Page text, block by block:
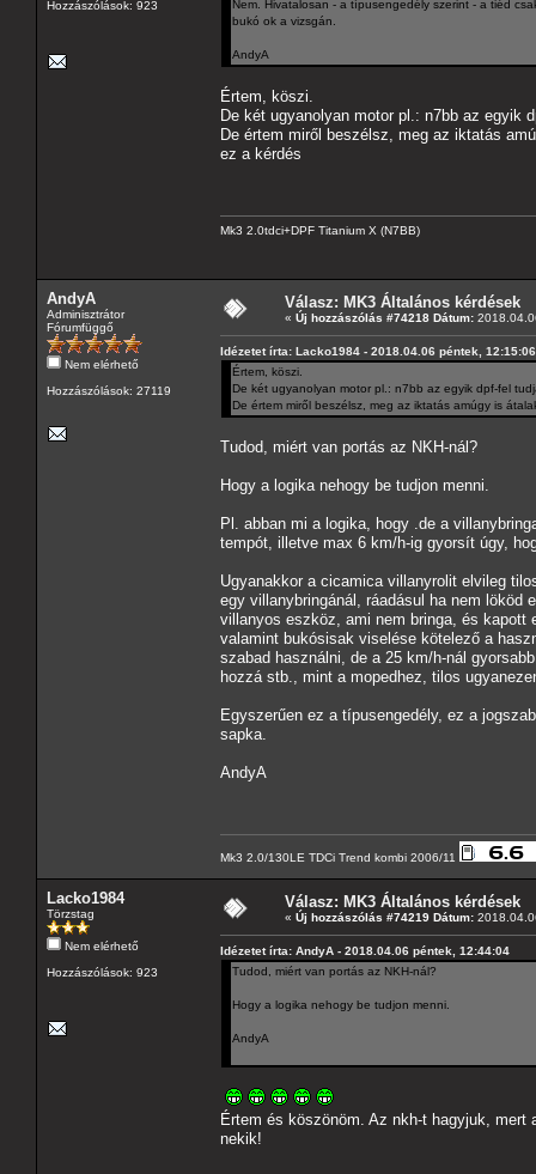
Hozzászólások: 923
Nem. Hivatalosan - a típusengedély szerint - a tiéd
bukó ok a vizsgán.
AndyA
Értem, köszi.
De két ugyanolyan motor pl.: n7bb az egyik
De értem miről beszélsz, meg az iktatás
ez a kérdés
Mk3 2.0tdci+DPF Titanium X (N7BB)
AndyA
Adminisztrátor
Fórumfüggő
Nem elérhető
Hozzászólások: 27119
Válasz: MK3 Általános kérdések
« Új hozzászólás #74218 Dátum:
Idézetet írta: Lacko1984 - 2018.04.06 péntek, 12:15:06
Értem, köszi.
De két ugyanolyan motor pl.: n7bb az egyik dpf-fel
De értem miről beszélsz, meg az iktatás amúgy is
Tudod, miért van portás az NKH-nál?
Hogy a logika nehogy be tudjon menni.
Pl. abban mi a logika, hogy .de a
tempót, illetve max 6 km/h-ig gyorsít úgy,
Ugyanakkor a cicamica villanyrolit elvileg
egy villanybringánál, ráadásul ha nem lököd
villanyos eszköz, ami nem bringa, és kapott
valamint bukósisak viselése kötelező a
szabad használni, de a 25 km/h-nál
hozzá stb., mint a mopedhez, tilos
Egyszerűen ez a típusengedély, ez a
sapka.
AndyA
Mk3 2.0/130LE TDCi Trend kombi 2006/11
Lacko1984
Törzstag
Nem elérhető
Hozzászólások: 923
Válasz: MK3 Általános kérdések
« Új hozzászólás #74219 Dátum:
Idézetet írta: AndyA - 2018.04.06 péntek, 12:44:04
Tudod, miért van portás az NKH-nál?
Hogy a logika nehogy be tudjon menni.
AndyA
Értem és köszönöm. Az nkh-t hagyjuk,
nekik!